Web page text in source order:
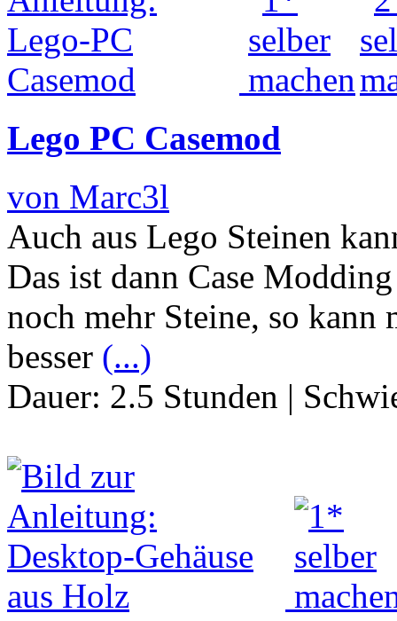
Lego PC Casemod
von Marc3l
Auch aus Lego Steinen
Das ist dann Case
noch mehr Steine, so kann
besser (...)
Dauer: 2.5 Stunden |